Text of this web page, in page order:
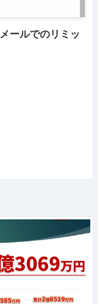
ールでのリミッ